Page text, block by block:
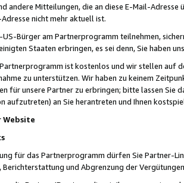
andere Mitteilungen, die an diese E-Mail-
nicht mehr aktuell ist.
US-Bürger am Partnerprogramm teilnehmen,
Staaten erbringen, es sei denn, Sie haben
ist kostenlos und wir stellen auf
zu unterstützen. Wir haben zu keinem
für unsere Partner zu erbringen; bitte lassen Sie
aufzutreten) an Sie herantreten und Ihnen
Website
für das Partnerprogramm dürfen Sie Partner-
und Abgrenzung der